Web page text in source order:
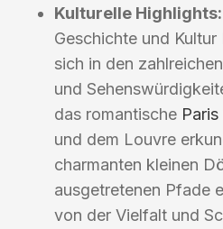
Kulturelle Highlights:
Geschichte und Kultur
sich in den
und
das romantische Paris
und dem Louvre
charmanten kleinen
ausgetretenen Pfade
von der Vielfalt und